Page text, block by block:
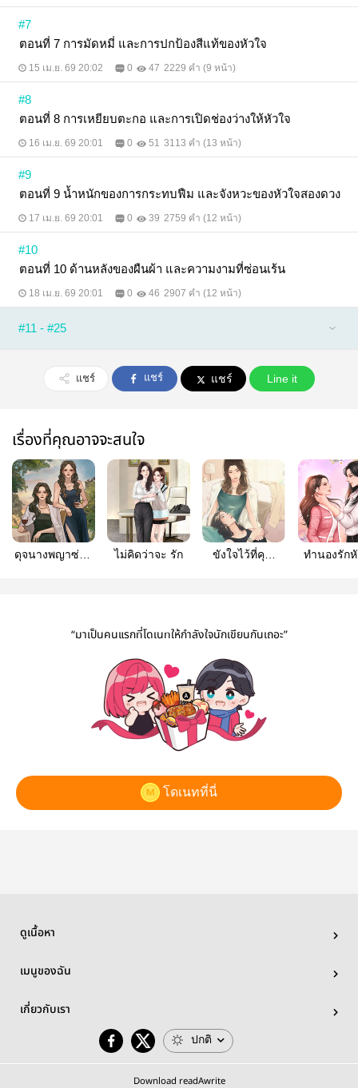
#7
ตอนที่ 7 การมัดหมี่ และการปกป้องสีแท้ของหัวใจ
15 เม.ย. 69 20:02 0 47 2229 คำ (9 หน้า)
#8
ตอนที่ 8 การเหยียบตะกอ และการเปิดช่องว่างให้หัวใจ
16 เม.ย. 69 20:01 0 51 3113 คำ (13 หน้า)
#9
ตอนที่ 9 น้ำหนักของการกระทบฟืม และจังหวะของหัวใจสองดวง
17 เม.ย. 69 20:01 0 39 2759 คำ (12 หน้า)
#10
ตอนที่ 10 ด้านหลังของผืนผ้า และความงามที่ซ่อนเร้น
18 เม.ย. 69 20:01 0 46 2907 คำ (12 หน้า)
#11 - #25
แชร์ แชร์ แชร์ Line it
เรื่องที่คุณอาจจะสนใจ
ดุจนางพญาซ่อน
ไม่คิดว่าจะ รัก
ขังใจไว้ที่คุณ
ทำนองรัก
“มาเป็นคนแรกที่โดเนทให้กำลังใจนักเขียนกันเถอะ”
โดเนทที่นี่
ดูเนื้อหา
เมนูของฉัน
เกี่ยวกับเรา
ปกติ
Download readAwrite